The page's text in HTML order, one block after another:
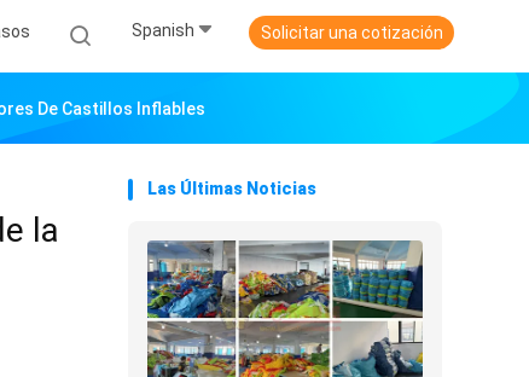
Spanish Solicitar una cotización
De Castillos Inflables
la
Las Últimas Noticias